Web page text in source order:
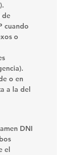
de
cuando
o
o en
a la del
DNI
el